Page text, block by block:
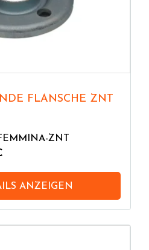
FLANSCHE ZNT
ZNT
ANZEIGEN